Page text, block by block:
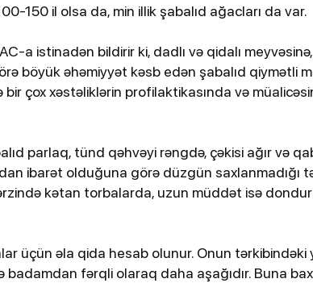
150 il olsa da, min illik şabalıd ağacları da var.
a istinadən bildirir ki, dadlı və qidalı
böyük əhəmiyyət kəsb edən şabalıd qiymətli
bir çox xəstəliklərin profilaktikasında və
parlaq, tünd qəhvəyi rəngdə, çəkisi ağır və
ibarət olduğuna görə düzgün saxlanmadığı
kətan torbalarda, uzun müddət isə
üçün əla qida hesab olunur. Onun tərkibindəki
badamdan fərqli olaraq daha aşağıdır. Buna